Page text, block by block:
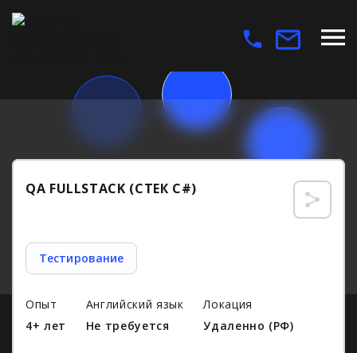
QA FULLSTACK (СТЕК C#)
Тестирование
Опыт
4+ лет
Английский язык
Не требуется
Локация
Удаленно (РФ)